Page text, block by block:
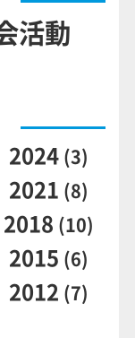
活動
2024(3)
2021 (8)
2018 (10)
2015 (6)
2012 (7)